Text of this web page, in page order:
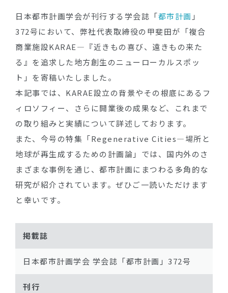
日本都市計画学会が刊行する学会誌「都市計画 」
372号において、弊社代表取締役の甲斐田が「複合
商業施設KARAE―『近きもの喜び、遠きもの来た
る』を追求した地方創生のニューローカルスポッ
ト」を寄稿いたしました。
本記事では、KARAE設立の背景やその根底にあるフ
ィロソフィー、さらに開業後の成果など、これまで
の取り組みと実績について詳述しております。
また、今号の特集「Regenerative Cities―場所と
地球が再生成するための計画論」では、国内外のさ
まざまな事例を通じ、都市計画にまつわる多角的な
研究が紹介されています。ぜひご一読いただけます
と幸いです。
掲載誌
日本都市計画学会 学会誌「都市計画」372号
刊行